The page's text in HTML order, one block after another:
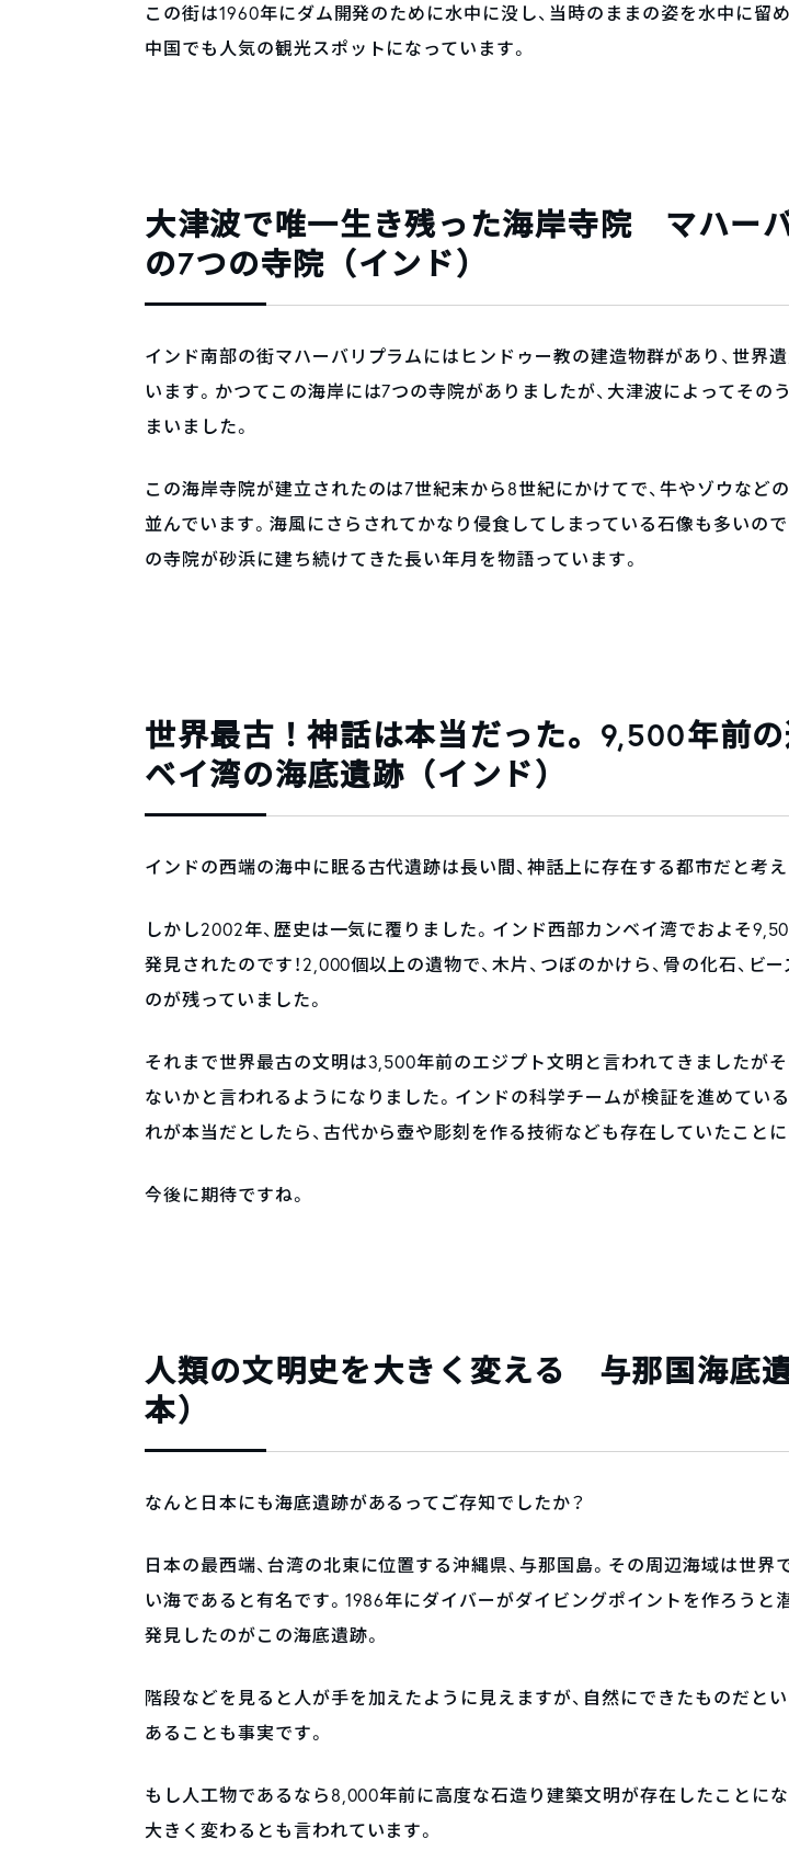
この街は1960年にダム開発のために水中に没し、当時のままの姿を水中に留
中国でも人気の観光スポットになっています。
大津波で唯一生き残った海岸寺院 マハー
の7つの寺院（インド）
インド南部の街マハーバリプラムにはヒンドゥー教の建造物群があり、世界
います。かつてこの海岸には7つの寺院がありましたが、大津波によってその
まいました。
この海岸寺院が建立されたのは7世紀末から8世紀にかけてで、牛やゾウなど
並んでいます。海風にさらされてかなり侵食してしまっている石像も多いので
の寺院が砂浜に建ち続けてきた長い年月を物語っています。
世界最古！神話は本当だった。9,500年前
ベイ湾の海底遺跡（インド）
インドの西端の海中に眠る古代遺跡は長い間、神話上に存在する都市だと考え
しかし2002年、歴史は一気に覆りました。インド西部カンベイ湾でおよそ
発見されたのです！2,000個以上の遺物で、木片、つぼのかけら、骨の化石、ビ
のが残っていました。
それまで世界最古の文明は3,500年前のエジプト文明と言われてきましたが
ないかと言われるようになりました。インドの科学チームが検証を進めている
れが本当だとしたら、古代から壺や彫刻を作る技術なども存在していたことに
今後に期待ですね。
人類の文明史を大きく変える 与那国海底
本）
なんと日本にも海底遺跡があるってご存知でしたか？
日本の最西端、台湾の北東に位置する沖縄県、与那国島。その周辺海域は世界
い海であると有名です。1986年にダイバーがダイビングポイントを作ろうと
発見したのがこの海底遺跡。
階段などを見ると人が手を加えたように見えますが、自然にできたものだとい
あることも事実です。
もし人工物であるなら8,000年前に高度な石造り建築文明が存在したことにな
大きく変わるとも言われています。